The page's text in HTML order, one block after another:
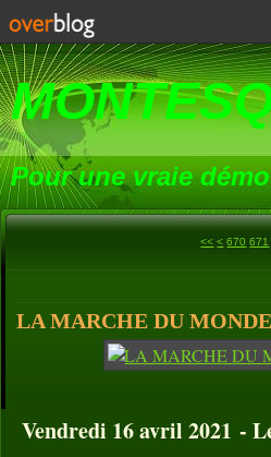
Pour une vraie
<< < 600
610
620
630
640
650
660
670 671
LA MARCHE DU
Vendredi 16 avril 2021 -